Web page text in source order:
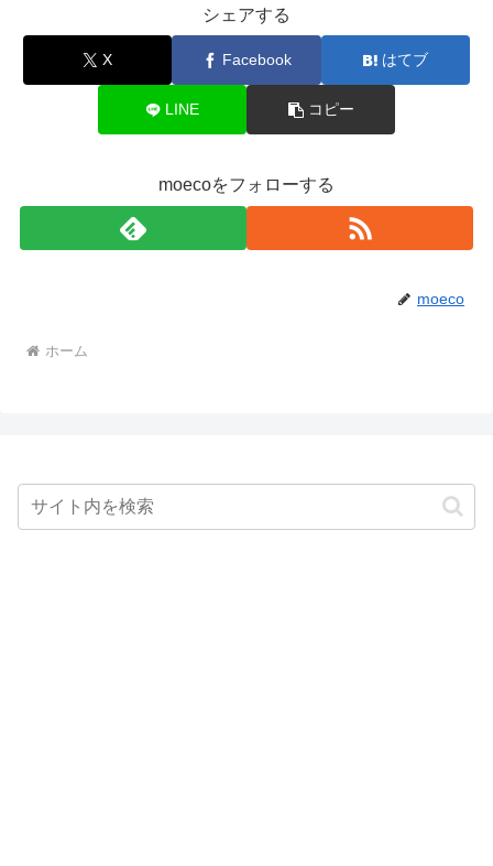
シェアする
X Facebook はてブ
LINE コピー
moecoをフォローする
moeco
ホーム